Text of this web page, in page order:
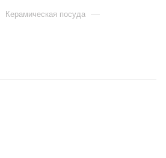
Керамическая посуда —